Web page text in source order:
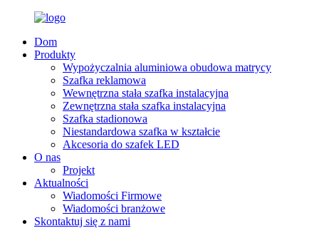
Dom
Produkty
Wypożyczalnia aluminiowa obudowa matrycy
Szafka reklamowa
Wewnętrzna stała szafka instalacyjna
Zewnętrzna stała szafka instalacyjna
Szafka stadionowa
Niestandardowa szafka w kształcie
Akcesoria do szafek LED
O nas
Projekt
Aktualności
Wiadomości Firmowe
Wiadomości branżowe
Skontaktuj się z nami